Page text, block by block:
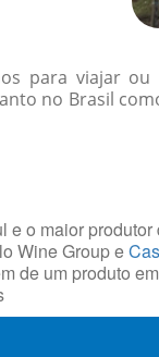
para viajar
no Brasil
o maior
Wine Group e
de um produto